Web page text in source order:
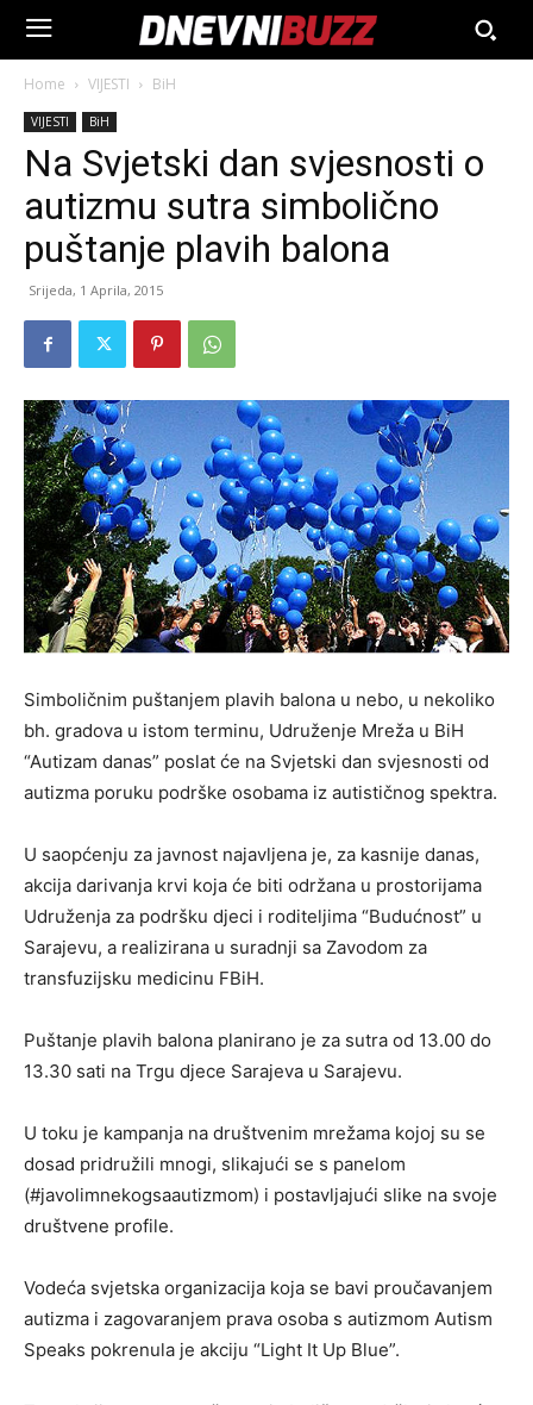
Home VIJESTI BiH
VIJESTI BiH
Na Svjetski dan svjesnosti o
autizmu sutra simbolično
puštanje plavih balona
Srijeda, 1 Aprila, 2015
Simboličnim puštanjem plavih balona u nebo, u nekoliko
bh. gradova u istom terminu, Udruženje Mreža u BiH
“Autizam danas” poslat će na Svjetski dan svjesnosti od
autizma poruku podrške osobama iz autističnog spektra.
U saopćenju za javnost najavljena je, za kasnije danas,
akcija darivanja krvi koja će biti održana u prostorijama
Udruženja za podršku djeci i roditeljima “Budućnost” u
Sarajevu, a realizirana u suradnji sa Zavodom za
transfuzijsku medicinu FBiH.
Puštanje plavih balona planirano je za sutra od 13.00 do
13.30 sati na Trgu djece Sarajeva u Sarajevu.
U toku je kampanja na društvenim mrežama kojoj su se
dosad pridružili mnogi, slikajući se s panelom
(#javolimnekogsaautizmom) i postavljajući slike na svoje
društvene profile.
Vodeća svjetska organizacija koja se bavi proučavanjem
autizma i zagovaranjem prava osoba s autizmom Autism
Speaks pokrenula je akciju “Light It Up Blue”.